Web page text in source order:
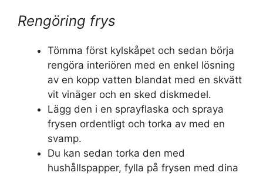
Rengöring frys
Tömma först kylskåpet och sedan börja
rengöra interiören med en enkel lösning
av en kopp vatten blandat med en skvätt
vit vinäger och en sked diskmedel.
Lägg den i en sprayflaska och spraya
frysen ordentligt och torka av med en
svamp.
Du kan sedan torka den med
hushållspapper, fylla på frysen med dina